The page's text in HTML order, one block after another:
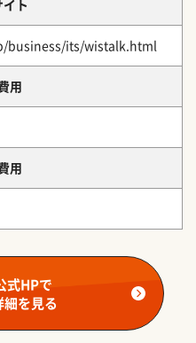
ト
business/its/wistalk.html
用
用
式HPで
を見る